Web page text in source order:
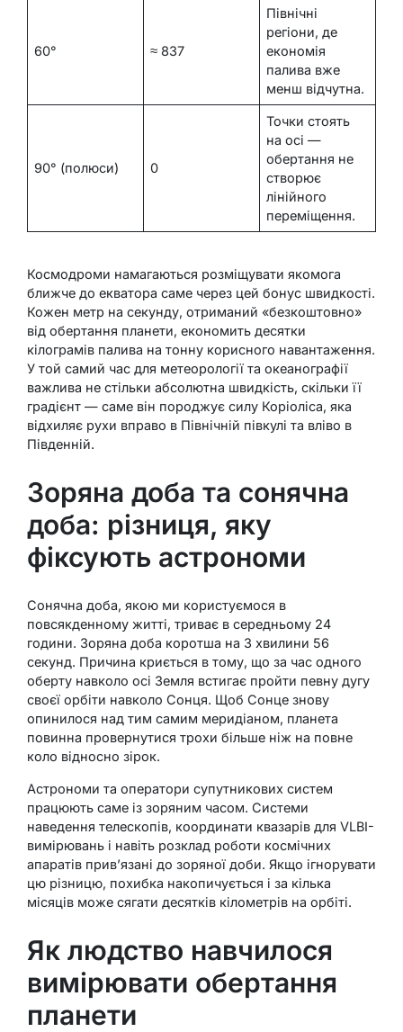
60° ≈ 837
Північні
регіони, де
економія
палива вже
менш відчутна.
90° (полюси) 0
Точки стоять
на осі —
обертання не
створює
лінійного
переміщення.
Космодроми намагаються розміщувати якомога
ближче до екватора саме через цей бонус швидкості.
Кожен метр на секунду, отриманий «безкоштовно»
від обертання планети, економить десятки
кілограмів палива на тонну корисного навантаження.
У той самий час для метеорології та океанографії
важлива не стільки абсолютна швидкість, скільки її
градієнт — саме він породжує силу Коріоліса, яка
відхиляє рухи вправо в Північній півкулі та вліво в
Південній.
Зоряна доба та сонячна
доба: різниця, яку
фіксують астрономи
Сонячна доба, якою ми користуємося в
повсякденному житті, триває в середньому 24
години. Зоряна доба коротша на 3 хвилини 56
секунд. Причина криється в тому, що за час одного
оберту навколо осі Земля встигає пройти певну дугу
своєї орбіти навколо Сонця. Щоб Сонце знову
опинилося над тим самим меридіаном, планета
повинна провернутися трохи більше ніж на повне
коло відносно зірок.
Астрономи та оператори супутникових систем
працюють саме із зоряним часом. Системи
наведення телескопів, координати квазарів для VLBI-
вимірювань і навіть розклад роботи космічних
апаратів прив’язані до зоряної доби. Якщо ігнорувати
цю різницю, похибка накопичується і за кілька
місяців може сягати десятків кілометрів на орбіті.
Як людство навчилося
вимірювати обертання
планети